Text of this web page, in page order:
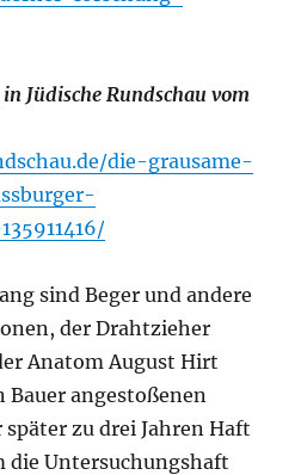
in Jüdische Rundschau vom
die-grausame-
sind Beger und andere
der Drahtzieher
Anatom August Hirt
Bauer angestoßenen
später zu drei Jahren Haft
Untersuchungshaft